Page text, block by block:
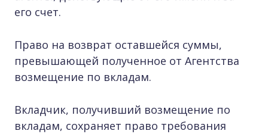
его счет.
Право на возврат оставшейся суммы,
превышающей полученное от Агентства
возмещение по вкладам.
Вкладчик, получивший возмещение по
вкладам, сохраняет право требования